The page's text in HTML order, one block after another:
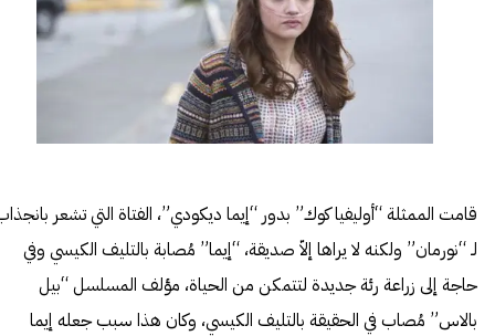
قامت الممثلة “أوليفيا كوك” بدور “إيما ديكودي”، الفتاة التي تشعر
لـ “نورمان” ولكنه لا يراها إلاّ صديقة، “إيما” مُصابة بالتليف الكيسي وفي
حاجة إلى زراعة رئة جديدة لتتمكن من الحياة، مؤلف المسلسل “بيل
بالاس” مُصاب في الحقيقة بالتليف الكيسي، وكان هذا سبب جعله إيما